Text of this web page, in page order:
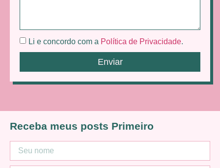
Li e concordo com a Política de Privacidade.
Enviar
Receba meus posts Primeiro